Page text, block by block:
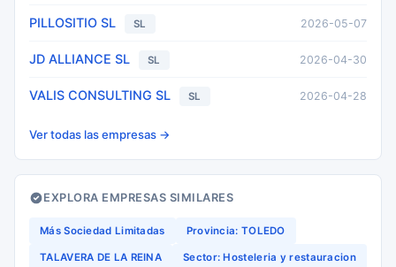
PILLOSITIO SL SL 2026-05-07
JD ALLIANCE SL SL 2026-04-30
VALIS CONSULTING SL SL 2026-04-28
Ver todas las empresas →
EXPLORA EMPRESAS SIMILARES
Más Sociedad Limitadas Provincia: TOLEDO
TALAVERA DE LA REINA Sector: Hosteleria y restauracion